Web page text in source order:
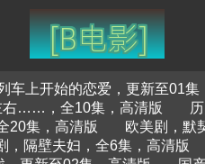
车上开始的恋爱，更新至01集
右……，全10集，高清版
20集，高清版 欧美剧，默
，隔壁夫妇，全6集，高清版